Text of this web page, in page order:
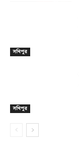
সখিপুর
সখিপুর